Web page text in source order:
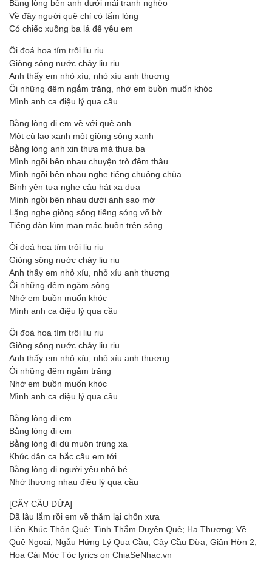
Bằng lòng bên anh dưới mái tranh nghèo
Về đây người quê chỉ có tấm lòng
Có chiếc xuồng ba lá để yêu em
Ôi đoá hoa tím trôi liu riu
Giòng sông nước chảy liu riu
Anh thấy em nhỏ xíu, nhỏ xíu anh thương
Ôi những đêm ngắm trăng, nhớ em buồn muốn khóc
Mình anh ca điệu lý qua cầu
Bằng lòng đi em về với quê anh
Một cù lao xanh một giòng sông xanh
Bằng lòng anh xin thưa má thưa ba
Mình ngồi bên nhau chuyện trò đêm thâu
Mình ngồi bên nhau nghe tiếng chuông chùa
Bình yên tựa nghe câu hát xa đưa
Mình ngồi bên nhau dưới ánh sao mờ
Lặng nghe giòng sông tiếng sóng vổ bờ
Tiếng đàn kìm man mác buồn trên sông
Ôi đoá hoa tím trôi liu riu
Giòng sông nước chảy liu riu
Anh thấy em nhỏ xíu, nhỏ xíu anh thương
Ôi những đêm ngăm sông
Nhớ em buồn muốn khóc
Mình anh ca điệu lý qua cầu
Ôi đoá hoa tím trôi liu riu
Giòng sông nước chảy liu riu
Anh thấy em nhỏ xíu, nhỏ xíu anh thương
Ôi những đêm ngắm trăng
Nhớ em buồn muốn khóc
Mình anh ca điệu lý qua cầu
Bằng lòng đi em
Bằng lòng đi em
Bằng lòng đi dù muôn trùng xa
Khúc dân ca bắc cầu em tới
Bằng lòng đi người yêu nhỏ bé
Nhớ thương nhau điệu lý qua cầu
[CÂY CẦU DỪA]
Đã lâu lắm rồi em về thăm lại chốn xưa
Liên Khúc Thôn Quê: Tình Thắm Duyên Quê; Hạ Thương; Về
Quê Ngoại; Ngẫu Hứng Lý Qua Cầu; Cây Cầu Dừa; Giận Hờn 2;
Hoa Cài Móc Tóc lyrics on ChiaSeNhac.vn